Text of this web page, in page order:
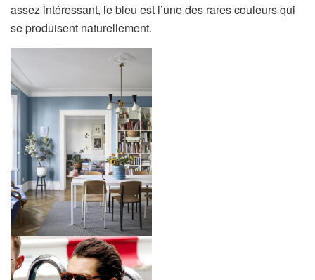
assez intéressant, le bleu est l’une des rares couleurs qui
se produisent naturellement.